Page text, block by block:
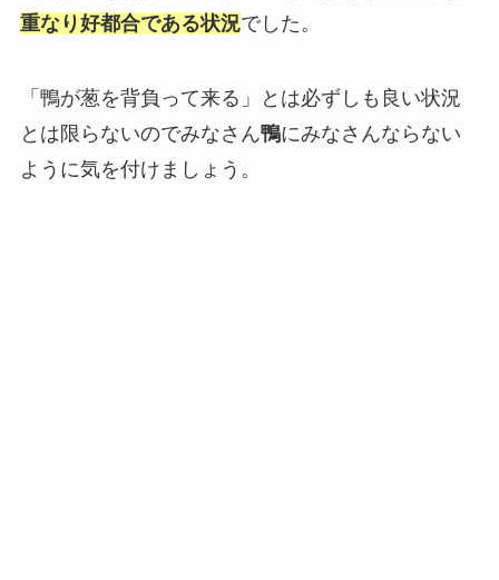
重なり好都合である状況でした。
「鴨が葱を背負って来る」
とは必ずしも良い状況
とは限らないのでみなさん鴨にみなさんならない
ように気を付けましょう。